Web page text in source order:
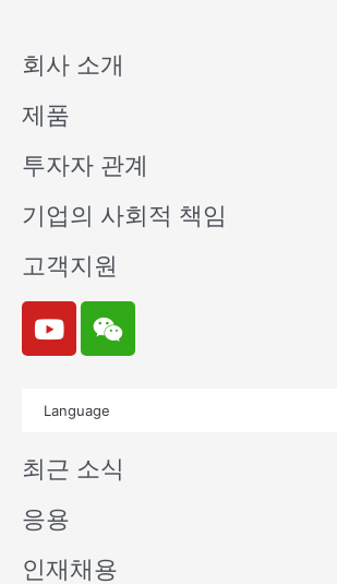
회사 소개
제품
투자자 관계
기업의 사회적 책임
고객지원
Y
o
u
e
W
e
i
n
Language
최근 소식
응용
인재채용